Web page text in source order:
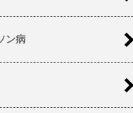
ン病